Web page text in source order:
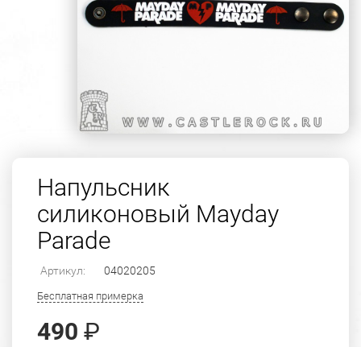
Напульсник
силиконовый Mayday
Parade
Артикул: 04020205
Бесплатная примерка
490 ₽